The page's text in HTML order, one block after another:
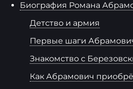
Биография Романа
Детство и армия
Первые шаги
Знакомство с
Как Абрамович